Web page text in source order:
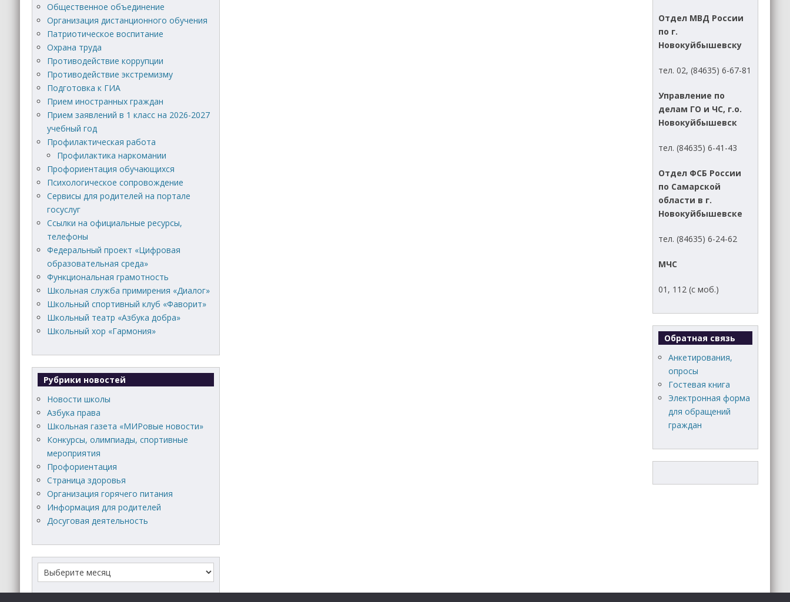
Общественное объединение
Организация дистанционного обучения
Патриотическое воспитание
Охрана труда
Противодействие коррупции
Противодействие экстремизму
Подготовка к ГИА
Прием иностранных граждан
Прием заявлений в 1 класс на 2026-2027
учебный год
Профилактическая работа
Профилактика наркомании
Профориентация обучающихся
Психологическое сопровождение
Сервисы для родителей на портале
госуслуг
Ссылки на официальные ресурсы,
телефоны
Федеральный проект «Цифровая
образовательная среда»
Функциональная грамотность
Школьная служба примирения «Диалог»
Школьный спортивный клуб «Фаворит»
Школьный театр «Азбука добра»
Школьный хор «Гармония»
Рубрики новостей
Новости школы
Азбука права
Школьная газета «МИРовые новости»
Конкурсы, олимпиады, спортивные
мероприятия
Профориентация
Страница здоровья
Организация горячего питания
Информация для родителей
Досуговая деятельность
Отдел МВД России
по г.
Новокуйбышевску
тел. 02, (84635) 6-67-81
Управление по
делам ГО и ЧС, г.о.
Новокуйбышевск
тел. (84635) 6-41-43
Отдел ФСБ России
по Самарской
области в г.
Новокуйбышевске
тел. (84635) 6-24-62
МЧС
01, 112 (с моб.)
Обратная связь
Анкетирования,
опросы
Гостевая книга
Электронная форма
для обращений
граждан